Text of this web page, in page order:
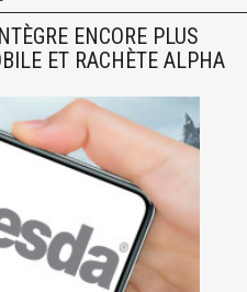
ENCORE PLUS
ET RACHÈTE ALPHA